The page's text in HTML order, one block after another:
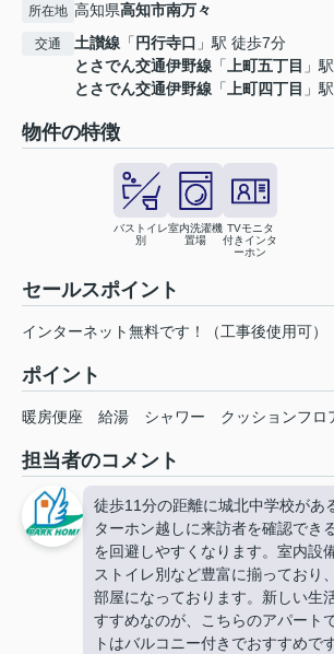
所在地 高知県高知市南万々
交通 土讃線 「 円行寺口 」駅 徒歩7分
とさでん交通伊野線 「上町五丁目 」
とさでん交通伊野線 「上町四丁目 」
物件の特徴
バストイレ
別
室内洗濯機
置場
TVモニタ
付きインタ
ーホン
セールスポイント
インターネット無料です！（工事後使用可）
ポイント
暖房便座 給湯 シャワー クッションフロ
担当者のコメント
徒歩11分の距離に城北中学校があ
ターホン越しに来訪者を確認でき
を回避しやすくなります。室内設
ストイレ別など豊富に揃っており
部屋になっております。新しい生
すすめなのが、こちらのアパート
トはバルコニー付きでおすすめで